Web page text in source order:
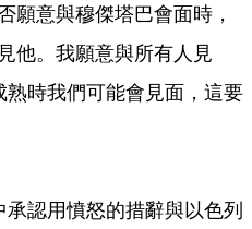
願意與穆傑塔巴會面時，
他。我願意與所有人見
時我們可能會見面，這要
認用憤怒的措辭與以色列